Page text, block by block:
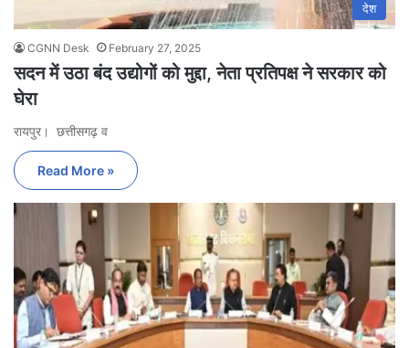
देश
CGNN Desk February 27, 2025
सदन में उठा बंद उद्योगों को मुद्दा, नेता प्रतिपक्ष ने सरकार को
घेरा
रायपुर। छत्तीसगढ़ व
Read More »